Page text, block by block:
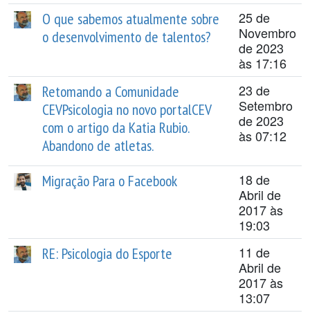
O que sabemos atualmente sobre
o desenvolvimento de talentos?
25 de
Novembro
de 2023
às 17:16
Retomando a Comunidade
CEVPsicologia no novo portalCEV
com o artigo da Katia Rubio.
Abandono de atletas.
23 de
Setembro
de 2023
às 07:12
Migração Para o Facebook
18 de
Abril de
2017 às
19:03
RE: Psicologia do Esporte
11 de
Abril de
2017 às
13:07